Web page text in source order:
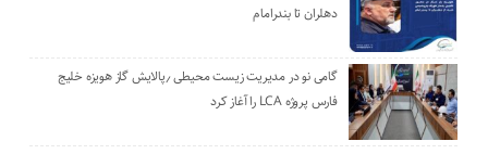
دهلران تا بندرامام
گامی نو در مدیریت زیست ‌محیطی ٫پالایش گاز هویزه خلیج
‌فارس پروژه LCA را آغاز کرد